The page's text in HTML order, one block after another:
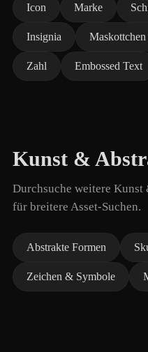
Icon Marke
Insignia
Zahl Embossed Text
Kunst &
Durchsuche weitere
für breitere Asset-Suchen.
Abstrakte Formen
Zeichen & Symbole